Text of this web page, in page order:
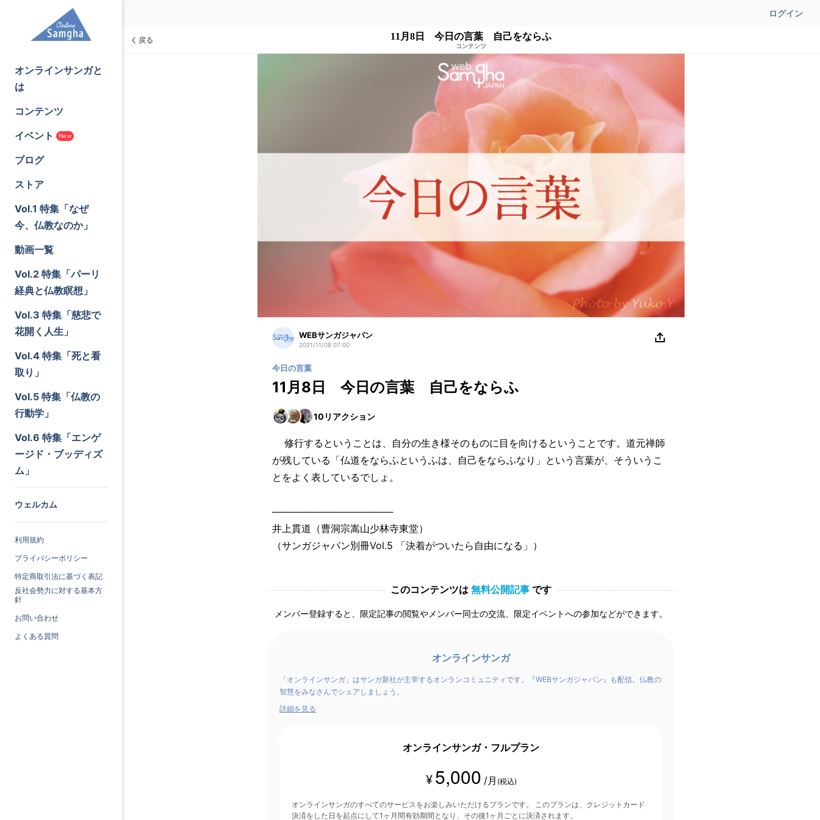
ログイン
オンラインサンガと
は
コンテンツ
イベント
New
ブログ
ストア
Vol.1 特集「なぜ
今、仏教なのか」
動画一覧
Vol.2 特集「パーリ
経典と仏教瞑想」
Vol.3 特集「慈悲で
花開く人生」
Vol.4 特集「死と看
取り」
Vol.5 特集「仏教の
行動学」
Vol.6 特集「エンゲ
ージド・ブッディズ
ム」
ウェルカム
利用規約
プライバシーポリシー
特定商取引法に基づく表記
反社会勢力に対する基本方
針
お問い合わせ
よくある質問
戻る 11月8日 今日の言葉 自己をならふ
コンテンツ
WEBサンガジャパン
2021/11/08 07:00
今日の言葉
11月8日 今日の言葉 自己をならふ
10 リアクション
修行するということは、自分の生き様そのものに目を向けるということです。道元禅師
が残している「仏道をならふというふは、自己をならふなり」という言葉が、そういうこ
とをよく表しているでしょ。
──────────────────
井上貫道（曹洞宗嵩山少林寺東堂）
（サンガジャパン別冊Vol.5 「決着がついたら自由になる」）
このコンテンツは 無料公開記事 です
メンバー登録すると、限定記事の閲覧やメンバー同士の交流、限定イベントへの参加などができます。
オンラインサンガ
「オンラインサンガ」はサンガ新社が主宰するオンランコミュニティです。『WEBサンガジャパン』も配信。仏教の
智慧をみなさんでシェアしましょう。
詳細を見る
オンラインサンガ・フルプラン
¥ 5,000 /月 (税込)
オンラインサンガのすべてのサービスをお楽しみいただけるプランです。 このプランは、クレジットカード
決済をした日を起点にして1ヶ月間有効期間となり、その後1ヶ月ごとに決済されます。